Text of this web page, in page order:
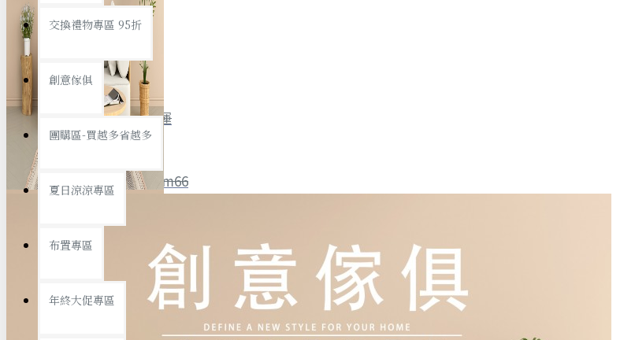
全館限時滿799免運
聯絡我們 ID : @ym66
優惠活動 最新活動
浴室置物/收納
旅行收納
汽機車用品
查看更多
交換禮物專區 95折
創意傢俱
團購區-買越多省越多
夏日涼涼專區
布置專區
年終大促專區